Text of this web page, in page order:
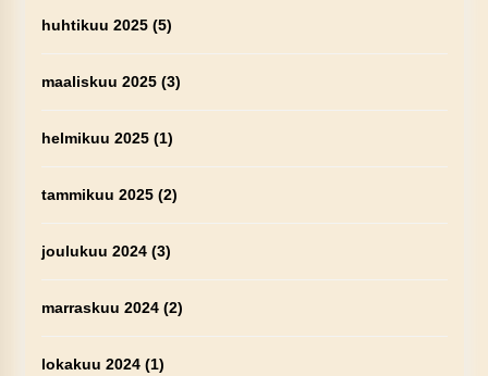
huhtikuu 2025(5)
maaliskuu 2025(3)
helmikuu 2025(1)
tammikuu 2025(2)
joulukuu 2024(3)
marraskuu 2024(2)
lokakuu 2024(1)